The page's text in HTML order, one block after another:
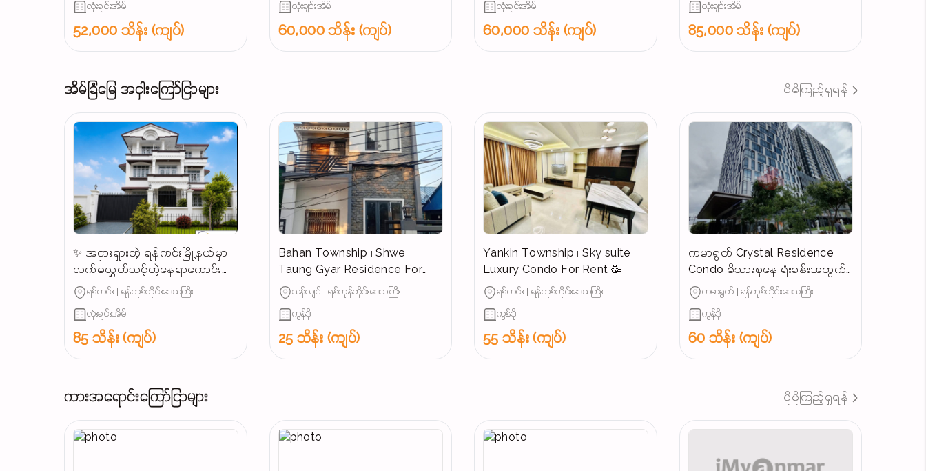
လုံးချင်းအိမ်
52,000 သိန်း (ကျပ်)
လုံးချင်းအိမ်
60,000 သိန်း (ကျပ်)
လုံးချင်းအိမ်
60,000 သိန်း (ကျပ်)
လုံးချင်းအိမ်
85,000 သိန်း (ကျပ်)
အိမ်ခြံမြေ အငှါးကြော်ငြာများ ပိုမိုကြည့်ရှုရန်
✨ အငှားရှားတဲ့ ရန်ကင်းမြို့နယ်မှာ
လက်မလွှတ်သင့်တဲ့နေရာကောင်း
တစ်ခုရန်ကင်း | ရန်ကုန်တိုင်းဒေသကြီး
လုံးချင်းအိမ်
85 သိန်း (ကျပ်)
Bahan Township ၊ Shwe
Taung Gyar Residence For
Rent 🥳
သန်လျင် | ရန်ကုန်တိုင်းဒေသကြီး
ကွန်ဒို
25 သိန်း (ကျပ်)
Yankin Township ၊ Sky suite
Luxury Condo For Rent 🥳
ရန်ကင်း | ရန်ကုန်တိုင်းဒေသကြီး
ကွန်ဒို
55 သိန်း (ကျပ်)
ကမာရွတ် Crystal Residence
Condo မိသားစုနေ ရုံးခန်းအတွက်
ကောင်းမွန်သောအခန်းအငှား #
ကမာရွတ် | ရန်ကုန်တိုင်းဒေသကြီး
ကွန်ဒို
60 သိန်း (ကျပ်)
ကားအရောင်းကြော်ငြာများ ပိုမိုကြည့်ရှုရန်